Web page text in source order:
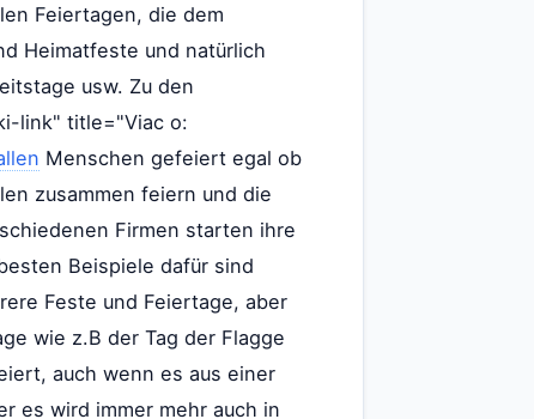
Feiertagen, die dem
Heimatfeste und natürlich
usw. Zu den
link" title="Viac o:
Menschen gefeiert egal ob
zusammen feiern und die
Firmen starten ihre
Beispiele dafür sind
Feste und Feiertage, aber
wie z.B der Tag der Flagge
auch wenn es aus einer
es wird immer mehr auch in